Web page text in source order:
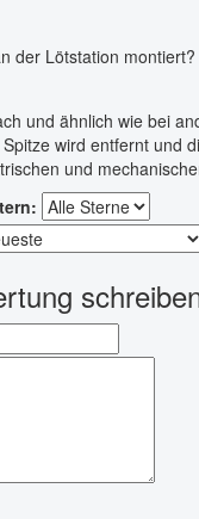
der Lötstation montiert?
und ähnlich wie bei
wird entfernt und
und